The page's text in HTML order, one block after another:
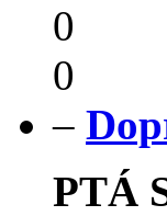
0
0
–
PTÁ